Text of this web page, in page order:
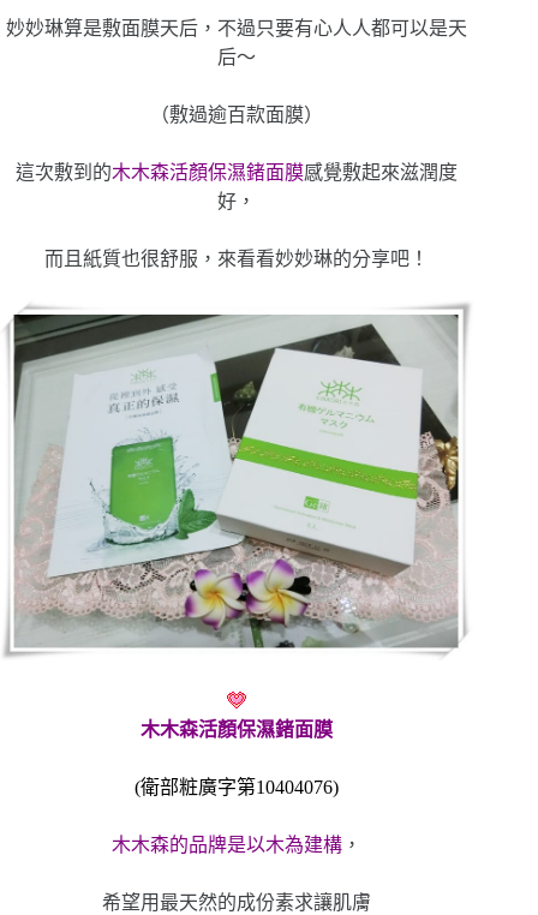
妙妙琳算是敷面膜天后，不過只要有心人人都可以是天
后～
（敷過逾百款面膜）
這次敷到的木木森活顏保濕鍺面膜感覺敷起來滋潤度
好，
而且紙質也很舒服，來看看妙妙琳的分享吧！
木木森活顏保濕鍺面膜
(衛部粧廣字第10404076)
木木森的品牌是以木為建構 ，
希望用最天然的成份素求讓肌膚